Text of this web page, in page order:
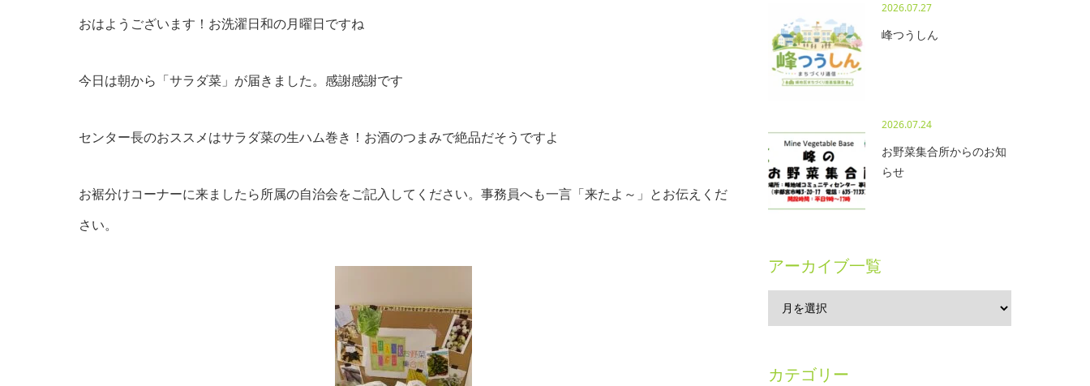
おはようございます！お洗濯日和の月曜日ですね
今日は朝から「サラダ菜」が届きました。感謝感謝です
センター長のおススメはサラダ菜の生ハム巻き！お酒のつまみで絶品だそうですよ
お裾分けコーナーに来ましたら所属の自治会をご記入してください。事務員へも一言「来たよ～」とお伝えくだ
さい。
2026.07.27
峰つうしん
2026.07.24
お野菜集合所からのお知
らせ
アーカイブ一覧
カテゴリー